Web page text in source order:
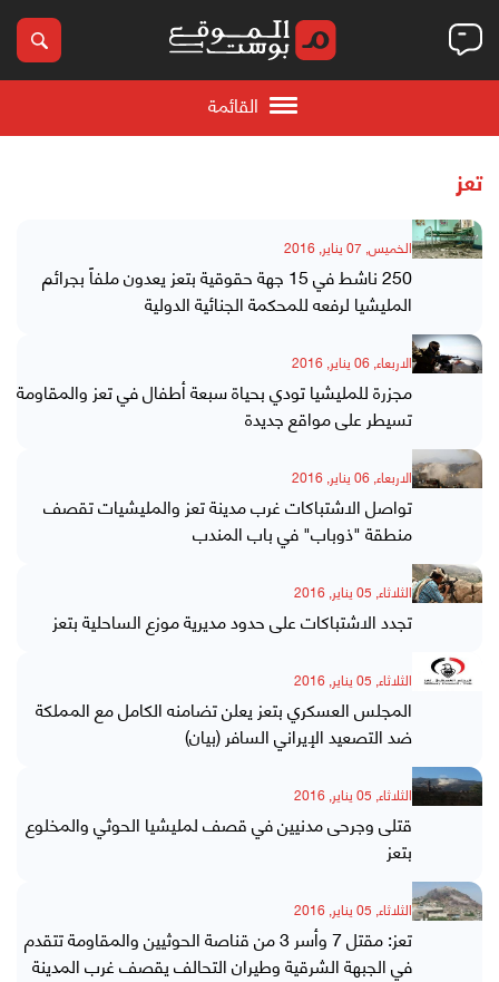
القائمة
تعز
الخميس, 07 يناير, 2016
250 ناشط في 15 جهة حقوقية بتعز يعدون ملفاً بجرائم
المليشيا لرفعه للمحكمة الجنائية الدولية
الاربعاء, 06 يناير, 2016
مجزرة للمليشيا تودي بحياة سبعة أطفال في تعز والمقاومة
تسيطر على مواقع جديدة
الاربعاء, 06 يناير, 2016
تواصل الاشتباكات غرب مدينة تعز والمليشيات تقصف
منطقة "ذوباب" في باب المندب
الثلاثاء, 05 يناير, 2016
تجدد الاشتباكات على حدود مديرية موزع الساحلية بتعز
الثلاثاء, 05 يناير, 2016
المجلس العسكري بتعز يعلن تضامنه الكامل مع المملكة
ضد التصعيد الإيراني السافر (بيان)
الثلاثاء, 05 يناير, 2016
قتلى وجرحى مدنيين في قصف لمليشيا الحوثي والمخلوع
بتعز
الثلاثاء, 05 يناير, 2016
تعز: مقتل 7 وأسر 3 من قناصة الحوثيين والمقاومة تتقدم
في الجبهة الشرقية وطيران التحالف يقصف غرب المدينة